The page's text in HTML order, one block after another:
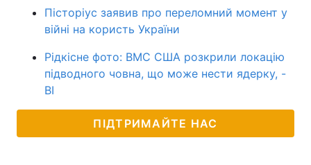
Пісторіус заявив про переломний момент у
війні на користь України
Рідкісне фото: ВМС США розкрили локацію
підводного човна, що може нести ядерку, -
BI
ПІДТРИМАЙТЕ НАС